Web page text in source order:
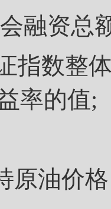
融资总
数整
率的值;
油价格